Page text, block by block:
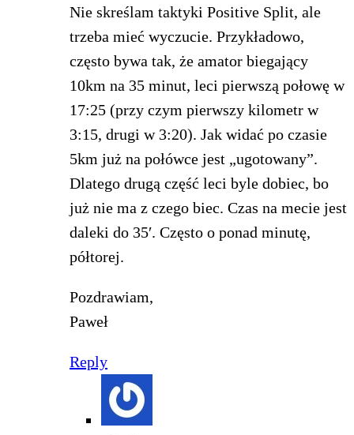
Nie skreślam taktyki Positive Split, ale
trzeba mieć wyczucie. Przykładowo,
często bywa tak, że amator biegający
10km na 35 minut, leci pierwszą połowę w
17:25 (przy czym pierwszy kilometr w
3:15, drugi w 3:20). Jak widać po czasie
5km już na połówce jest „ugotowany”.
Dlatego drugą część leci byle dobiec, bo
już nie ma z czego biec. Czas na mecie jest
daleki do 35′. Często o ponad minutę,
półtorej.
Pozdrawiam,
Paweł
Reply